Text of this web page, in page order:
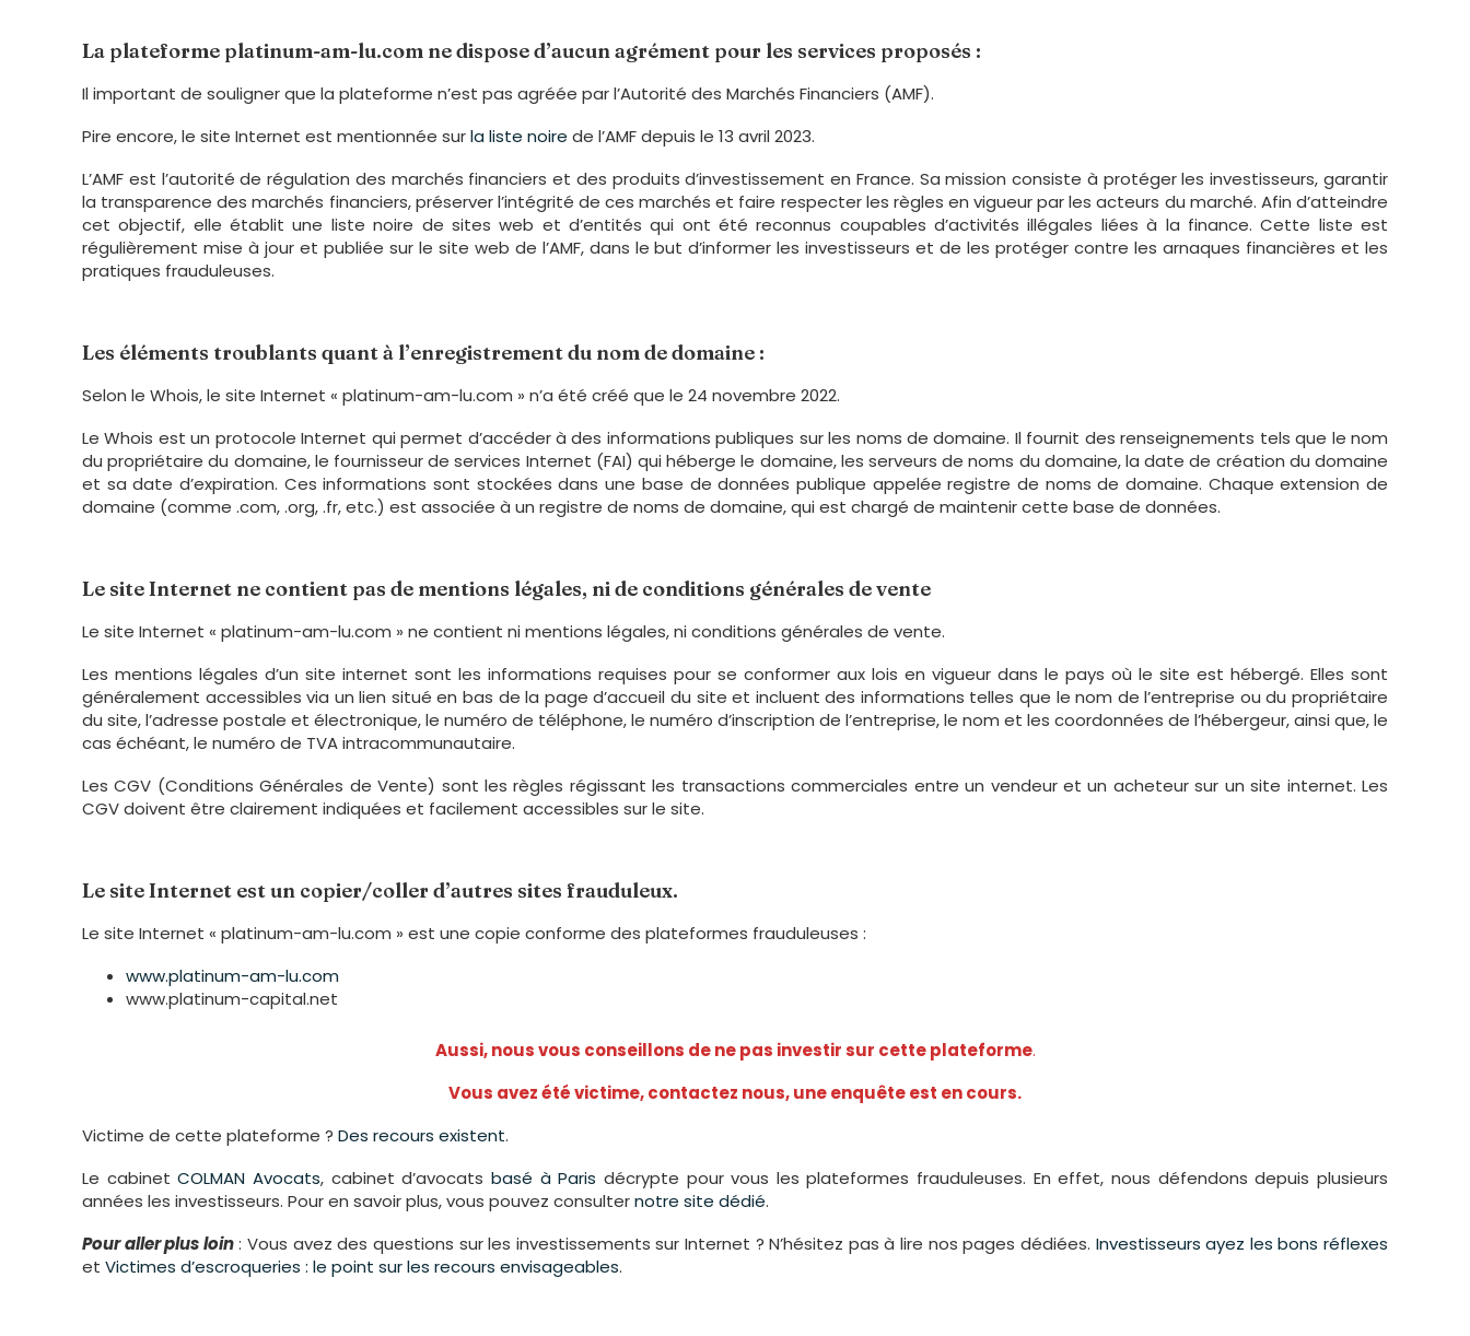
La plateforme platinum-am-lu.com ne dispose d’aucun agrément pour les services proposés :
Il important de souligner que la plateforme n’est pas agréée par l’Autorité des Marchés Financiers (AMF).
Pire encore, le site Internet est mentionnée surla liste noire de l’AMF depuis le 13 avril 2023.
L’AMF est l’autorité de régulation des marchés financiers et des produits d’investissement en France. Sa mission consiste à protéger les investisseurs, garantir
la transparence des marchés financiers, préserver l’intégrité de ces marchés et faire respecter les règles en vigueur par les acteurs du marché. Afin d’atteindre
cet objectif, elle établit une liste noire de sites web et d’entités qui ont été reconnus coupables d’activités illégales liées à la finance. Cette liste est
régulièrement mise à jour et publiée sur le site web de l’AMF, dans le but d’informer les investisseurs et de les protéger contre les arnaques financières et les
pratiques frauduleuses.
Les éléments troublants quant à l’enregistrement du nom de domaine :
Selon le Whois, le site Internet « platinum-am-lu.com » n’a été créé que le 24 novembre 2022.
Le Whois est un protocole Internet qui permet d’accéder à des informations publiques sur les noms de domaine. Il fournit des renseignements tels que le nom
du propriétaire du domaine, le fournisseur de services Internet (FAI) qui héberge le domaine, les serveurs de noms du domaine, la date de création du domaine
et sa date d’expiration. Ces informations sont stockées dans une base de données publique appelée registre de noms de domaine. Chaque extension de
domaine (comme .com, .org, .fr, etc.) est associée à un registre de noms de domaine, qui est chargé de maintenir cette base de données.
Le site Internet ne contient pas de mentions légales, ni de conditions générales de vente
Le site Internet « platinum-am-lu.com » ne contient ni mentions légales, ni conditions générales de vente.
Les mentions légales d’un site internet sont les informations requises pour se conformer aux lois en vigueur dans le pays où le site est hébergé. Elles sont
généralement accessibles via un lien situé en bas de la page d’accueil du site et incluent des informations telles que le nom de l’entreprise ou du propriétaire
du site, l’adresse postale et électronique, le numéro de téléphone, le numéro d’inscription de l’entreprise, le nom et les coordonnées de l’hébergeur, ainsi que, le
cas échéant, le numéro de TVA intracommunautaire.
Les CGV (Conditions Générales de Vente) sont les règles régissant les transactions commerciales entre un vendeur et un acheteur sur un site internet. Les
CGV doivent être clairement indiquées et facilement accessibles sur le site.
Le site Internet est un copier/coller d’autres sites frauduleux.
Le site Internet « platinum-am-lu.com » est une copie conforme des plateformes frauduleuses :
www.platinum-am-lu.com
www.platinum-capital.net
Aussi, nous vous conseillons de ne pas investir sur cette plateforme.
Vous avez été victime, contactez nous, une enquête est en cours.
Victime de cette plateforme ? Des recours existent.
Le cabinetCOLMAN Avocats, cabinet d’avocats basé à Paris décrypte pour vous les plateformes frauduleuses. En effet, nous défendons depuis plusieurs
années les investisseurs. Pour en savoir plus, vous pouvez consulternotre site dédié.
Pour aller plus loin: Vous avez des questions sur les investissements sur Internet ? N’hésitez pas à lire nos pages dédiées. Investisseurs ayez les bons réflexes
et Victimes d’escroqueries : le point sur les recours envisageables.